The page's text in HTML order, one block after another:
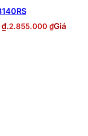
2.855.000 ₫Giá